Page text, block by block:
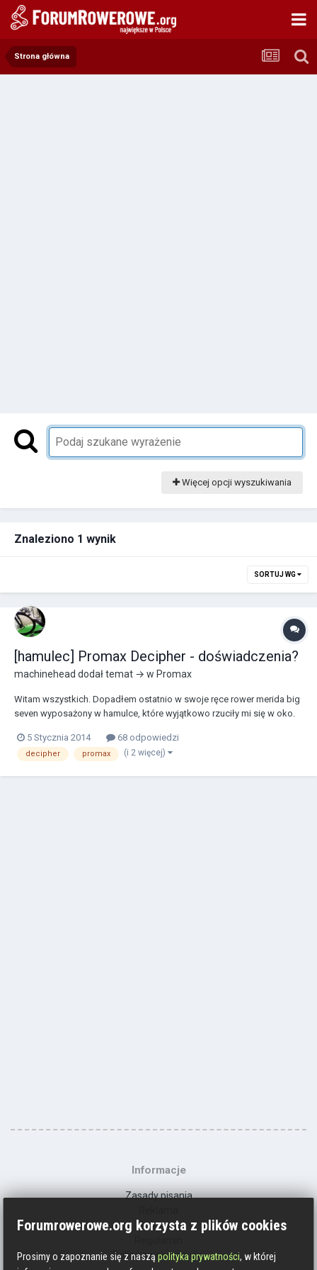
Strona główna
Więcej opcji wyszukiwania
Znaleziono 1 wynik
SORTUJ WG
[hamulec] Promax Decipher - doświadczenia?
machinehead dodał temat → w Promax
Witam wszystkich. Dopadłem ostatnio w swoje ręce rower merida big
seven wyposażony w hamulce, które wyjątkowo rzuciły mi się w oko.
to się sprawdza?
5 Stycznia 2014 68 odpowiedzi
decipher promax (i 2 więcej)
Informacje
Zasady pisania
Kontakt
Polityka prywatności
Forumrowerowe.org korzysta z plików cookies
Prosimy o zapoznanie się z nasząpolityka prywatności, w której